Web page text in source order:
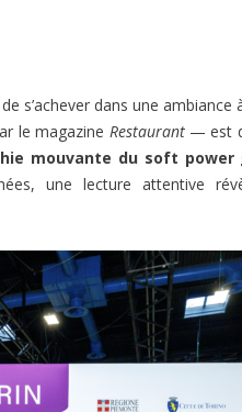
s’achever dans une
le magazine Restaurant— est
mouvante du soft power
une lecture attentive